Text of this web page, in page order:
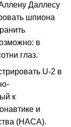
Даллесу
шпиона
в
глаз.
U-2 в
к
и
(НАСА).